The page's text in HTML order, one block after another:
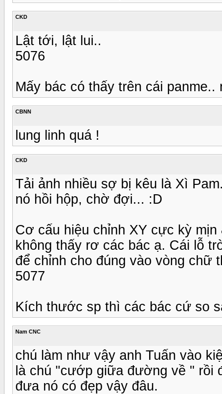
CKD
Lật tới, lật lui..
5076
Mấy bác có thấy trên cái
CBNN
lung linh quá !
CKD
Tải ảnh nhiều sợ bị kêu là Xì
nó hồi hộp, chờ đợi... :D
Cơ cấu hiệu chỉnh XY cực kỳ
không thấy rơ các bác ạ. Cái lỗ
để chỉnh cho đúng vào vòng chữ
5077
Kích thước sp thì các bác cứ so
Nam CNC
chú làm như vậy anh Tuấn vào
là chú "cướp giữa đường về " rồi
đưa nó có đẹp vậy đâu.